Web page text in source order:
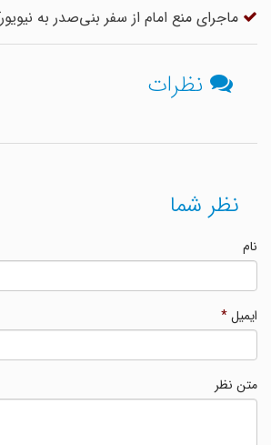
ماجرای منع امام از سفر بنی‌صدر به نیویورک
نظرات
نظر شما
ایمیل*
متن نظر